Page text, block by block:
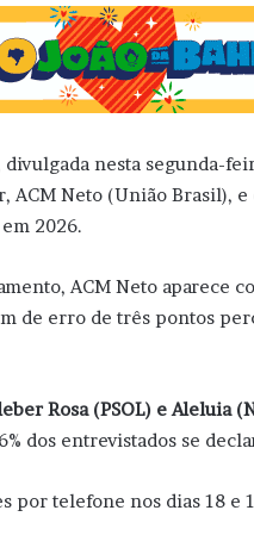
divulgada nesta segunda-
ACM Neto (União Brasil),
2026.
ACM Neto aparece
de erro de três pontos
Rosa (PSOL) e Aleluia
dos entrevistados se
por telefone nos dias 18 e